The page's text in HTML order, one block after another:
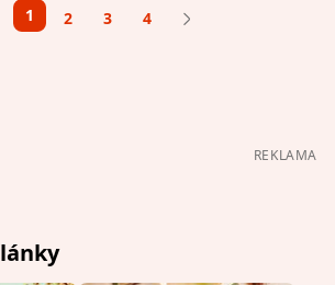
1 2 3 4
REKLAMA